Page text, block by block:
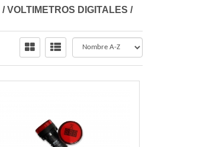
/VOLTIMETROS DIGITALES /